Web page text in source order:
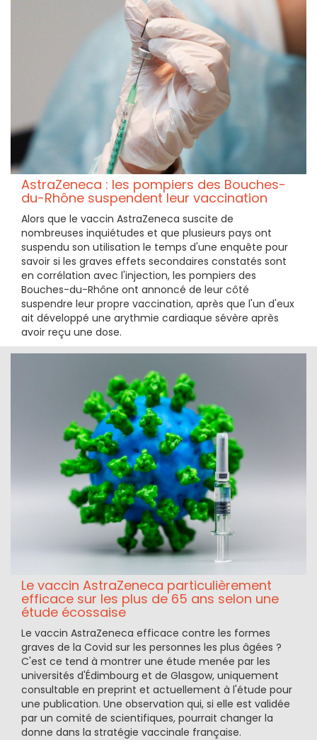
AstraZeneca : les pompiers des Bouches-
du-Rhône suspendent leur vaccination
Alors que le vaccin AstraZeneca suscite de
nombreuses inquiétudes et que plusieurs pays ont
suspendu son utilisation le temps d'une enquête pour
savoir si les graves effets secondaires constatés sont
en corrélation avec l'injection, les pompiers des
Bouches-du-Rhône ont annoncé de leur côté
suspendre leur propre vaccination, après que l'un d'eux
ait développé une arythmie cardiaque sévère après
avoir reçu une dose.
Le vaccin AstraZeneca particulièrement
efficace sur les plus de 65 ans selon une
étude écossaise
Le vaccin AstraZeneca efficace contre les formes
graves de la Covid sur les personnes les plus âgées ?
C'est ce tend à montrer une étude menée par les
universités d'Édimbourg et de Glasgow, uniquement
consultable en preprint et actuellement à l'étude pour
une publication. Une observation qui, si elle est validée
par un comité de scientifiques, pourrait changer la
donne dans la stratégie vaccinale française.